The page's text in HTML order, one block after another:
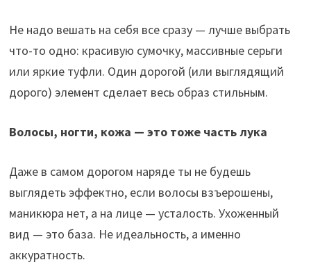
Не надо вешать на себя все сразу — лучше выбрать
что-то одно: красивую сумочку, массивные серьги
или яркие туфли. Один дорогой (или выглядящий
дорого) элемент сделает весь образ стильным.
Волосы, ногти, кожа — это тоже часть лука
Даже в самом дорогом наряде ты не будешь
выглядеть эффектно, если волосы взъерошены,
маникюра нет, а на лице — усталость. Ухоженный
вид — это база. Не идеальность, а именно
аккуратность.